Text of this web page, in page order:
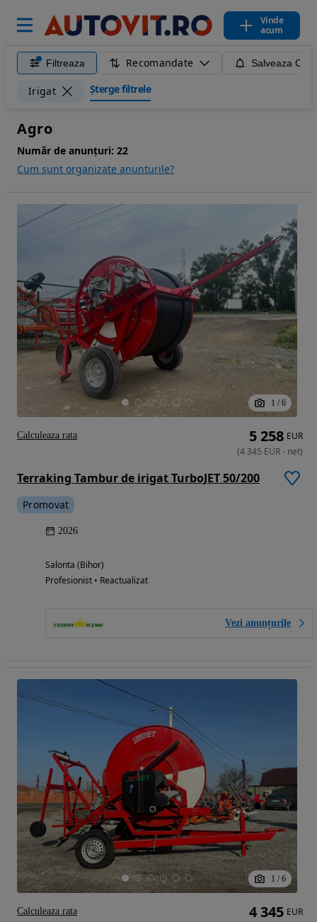
Vinde
acum
Filtreaza Recomandate Salveaza
Irigat Șterge filtrele
Agro
Număr de anunțuri: 22
Cum sunt organizate anunturile?
1 / 6
Terraking Tambur de irigat TurboJET 50/200
Promovat
2026
Salonta (Bihor)
Profesionist • Reactualizat
Vezi anunțurile
5 258 EUR
(4 345 EUR- net)
Calculeaza rata
1 / 6
4 345 EUR
Calculeaza rata